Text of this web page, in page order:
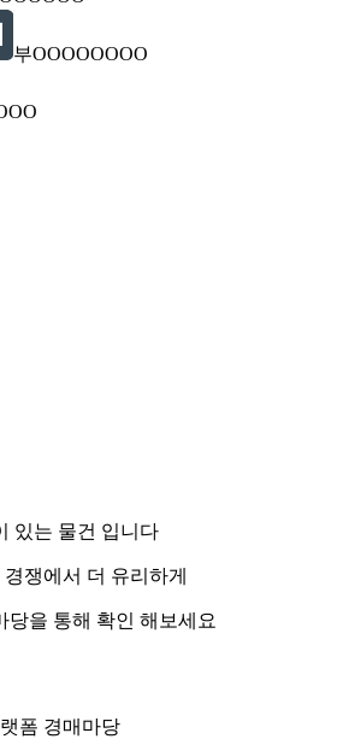
부OOOOOOOO
있는 물건 입니다
쟁에서 더 유리하게
당을 통해 확인 해보세요
폼 경매마당